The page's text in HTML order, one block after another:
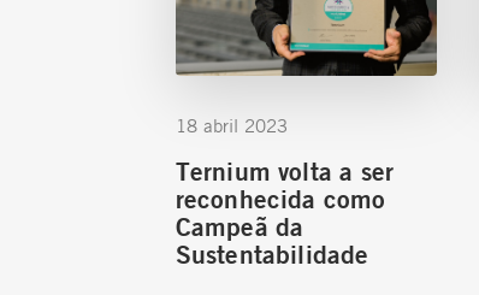
18 abril 2023
Ternium volta a ser
reconhecida como
Campeã da
Sustentabilidade